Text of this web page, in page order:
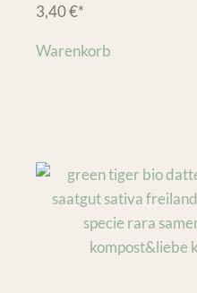
3,40€*
Warenkorb